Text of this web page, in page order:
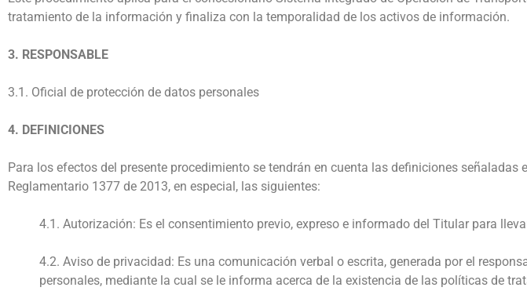
tratamiento de la información y finaliza con la temporalidad de los activos de información.
3. RESPONSABLE
3.1. Oficial de protección de datos personales
4. DEFINICIONES
Para los efectos del presente procedimiento se tendrán en cuenta las definiciones señaladas
Reglamentario 1377 de 2013, en especial, las siguientes:
4.1. Autorización: Es el consentimiento previo, expreso e informado del Titular para
4.2. Aviso de privacidad: Es una comunicación verbal o escrita, generada por el
personales, mediante la cual se le informa acerca de la existencia de las políticas de